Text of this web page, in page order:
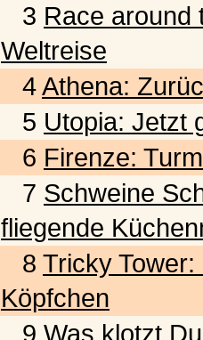
3 Race around
Weltreise
4Athena:
5 Utopia: Jetzt
6 Firenze:
7 Schweine
fliegende
8 Tricky
Köpfchen
9 Was klotzt